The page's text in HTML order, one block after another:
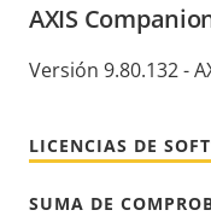
AXIS
Versión 9.80.132 -
LICENCIAS DE
SUMA DE